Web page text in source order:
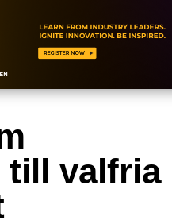
till valfria